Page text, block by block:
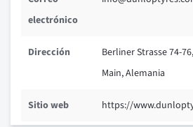
electrónico
Dirección
Berliner Strasse 74-
Main, Alemania
Sitio web https://